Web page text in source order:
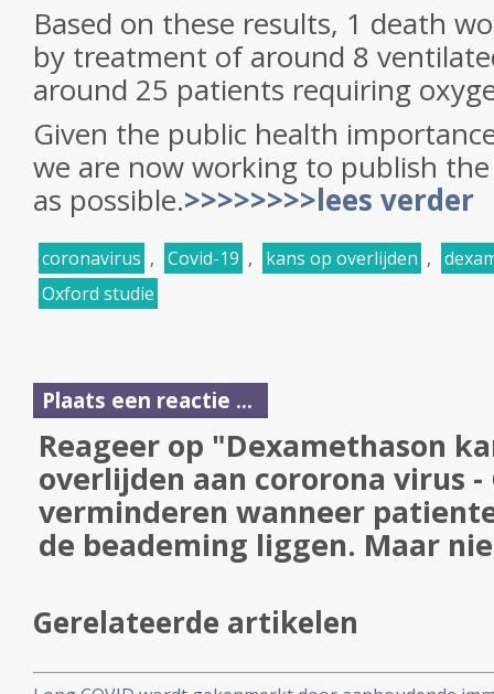
Based on these results, 1 death
by treatment of around 8
around 25 patients requiring
Given the public health
we are now working to publish
as possible.>>>>>>>>lees verder
coronavirus , Covid-19 , kans op overlijden ,
Oxford studie
Plaats een reactie ...
Reageer op "Dexamethason
overlijden aan cororona virus -
verminderen wanneer
de beademing liggen. Maar
Gerelateerde artikelen